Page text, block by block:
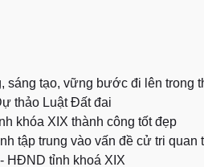
sáng tạo, vững bước đi lên trong
thảo Luật Đất đai
khóa XIX thành công tốt đẹp
tập trung vào vấn đề cử tri quan
HĐND tỉnh khoá XIX